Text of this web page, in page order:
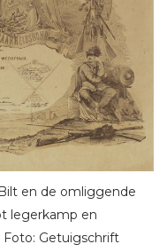
en de omliggende
legerkamp en
Getuigschrift